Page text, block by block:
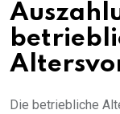
Die betriebliche